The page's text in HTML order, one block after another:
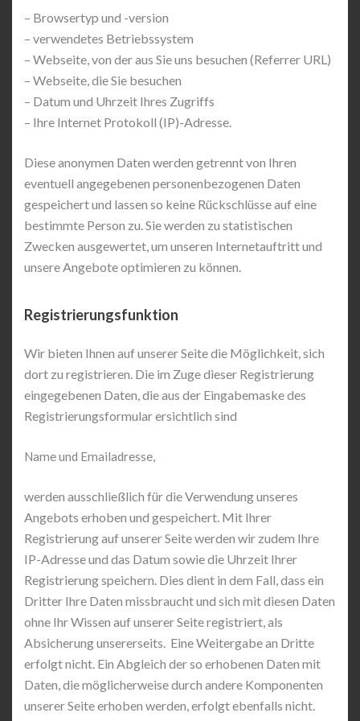
– Browsertyp und -version
– verwendetes Betriebssystem
– Webseite, von der aus Sie uns besuchen (Referrer URL)
– Webseite, die Sie besuchen
– Datum und Uhrzeit Ihres Zugriffs
– Ihre Internet Protokoll (IP)-Adresse.
Diese anonymen Daten werden getrennt von Ihren
eventuell angegebenen personenbezogenen Daten
gespeichert und lassen so keine Rückschlüsse auf eine
bestimmte Person zu. Sie werden zu statistischen
Zwecken ausgewertet, um unseren Internetauftritt und
unsere Angebote optimieren zu können.
Registrierungsfunktion
Wir bieten Ihnen auf unserer Seite die Möglichkeit, sich
dort zu registrieren. Die im Zuge dieser Registrierung
eingegebenen Daten, die aus der Eingabemaske des
Registrierungsformular ersichtlich sind
Name und Emailadresse,
werden ausschließlich für die Verwendung unseres
Angebots erhoben und gespeichert. Mit Ihrer
Registrierung auf unserer Seite werden wir zudem Ihre
IP-Adresse und das Datum sowie die Uhrzeit Ihrer
Registrierung speichern. Dies dient in dem Fall, dass ein
Dritter Ihre Daten missbraucht und sich mit diesen Daten
ohne Ihr Wissen auf unserer Seite registriert, als
Absicherung unsererseits. Eine Weitergabe an Dritte
erfolgt nicht. Ein Abgleich der so erhobenen Daten mit
Daten, die möglicherweise durch andere Komponenten
unserer Seite erhoben werden, erfolgt ebenfalls nicht.